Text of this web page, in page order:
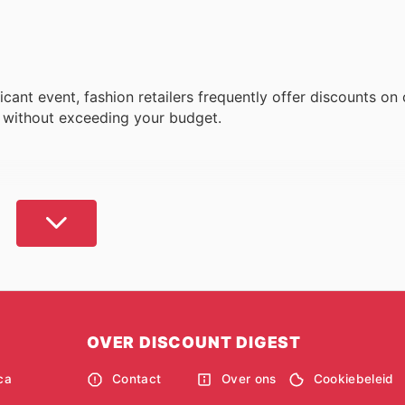
event, fashion retailers frequently offer discounts on
exceeding your budget.
the promotions available on Folder Aanbieding, you
retailers, ensuring you are consistently informed of
OVER DISCOUNT DIGEST
Contact Over ons Cookiebeleid